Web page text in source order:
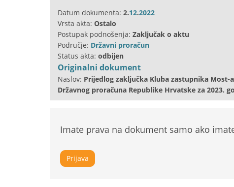
Datum dokumenta: 2.12.2022
Vrsta akta: Ostalo
Postupak podnošenja: Zaključak o aktu
Područje: Državni proračun
Status akta: odbijen
Originalni dokument
Naslov: Prijedlog zaključka Kluba zastupnika
Državnog proračuna Republike Hrvatske za 2023.
Imate prava na dokument samo ako
Prijava